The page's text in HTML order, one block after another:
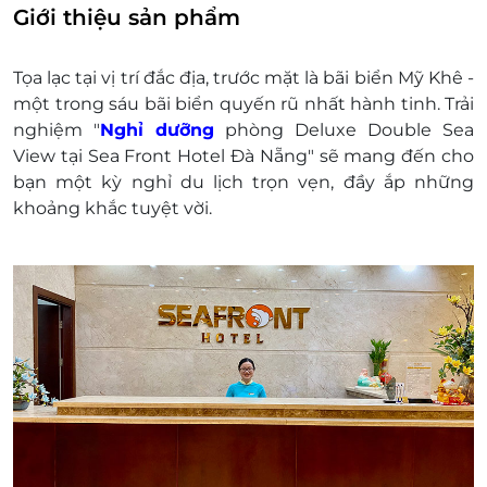
bố mẹ
Trẻ em từ 6 đến dưới 12 tuổi: 150.000
Trẻ em (từ 12 tuổi trở lên): 200.000
VNĐ/người (không kê thêm giường)
Phụ Thu:
Giường phụ: Kê giường phụ phụ thu
300.000 VNĐ/ giường.
Người thứ 3: 200.000 VNĐ/ người. Trường
phòng bình thường (2 người lớn)
Ngày Lễ/tết/cuối tuần/giai đoạn cao điểm:
Nâng hạng phòng Deluxe Triple Sea View
phụ thu: 300.000 VNĐ/phòng/đêm.
Nâng hạng phòng Deluxe family sea view và
Family City View phụ thu 600.000
VNĐ/phòng/đêm.
Giới thiệu sản phẩm
Tọa lạc tại vị trí đắc địa, trước mặt là bãi biển Mỹ Khê -
một trong sáu bãi biển quyến rũ nhất hành tinh. Trải
nghiệm "Nghỉ dưỡng phòng Deluxe Double Sea
View tại Sea Front Hotel Đà Nẵng" sẽ mang đến cho
bạn một kỳ nghỉ du lịch trọn vẹn, đầy ắp những
khoảng khắc tuyệt vời.